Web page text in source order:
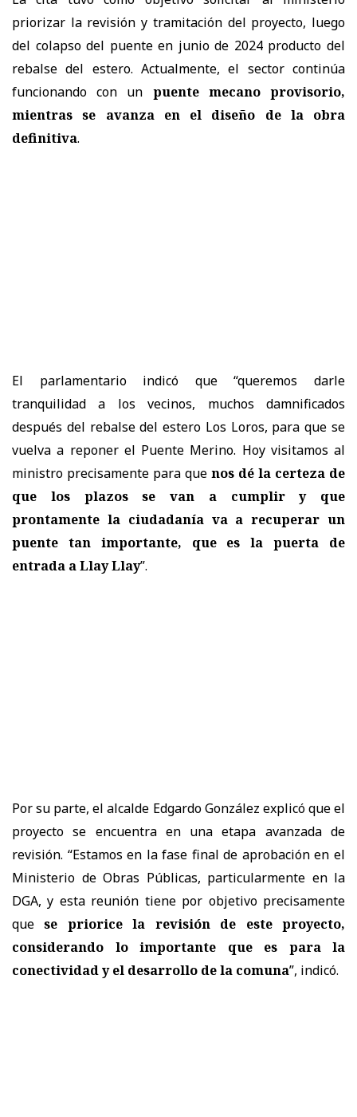
priorizar la revisión y tramitación del proyecto, luego
del colapso del puente en junio de 2024 producto del
rebalse del estero. Actualmente, el sector continúa
funcionando con un puente mecano provisorio,
mientras se avanza en el diseño de la obra
definitiva.
El parlamentario indicó que “queremos darle
tranquilidad a los vecinos, muchos damnificados
después del rebalse del estero Los Loros, para que se
vuelva a reponer el Puente Merino. Hoy visitamos al
ministro precisamente para que nos dé la certeza de
que los plazos se van a cumplir y que
prontamente la ciudadanía va a recuperar un
puente tan importante, que es la puerta de
entrada a Llay Llay”.
Por su parte, el alcalde Edgardo González explicó que el
proyecto se encuentra en una etapa avanzada de
revisión. “Estamos en la fase final de aprobación en el
Ministerio de Obras Públicas, particularmente en la
DGA, y esta reunión tiene por objetivo precisamente
que se priorice la revisión de este proyecto,
considerando lo importante que es para la
conectividad y el desarrollo de la comuna”, indicó.